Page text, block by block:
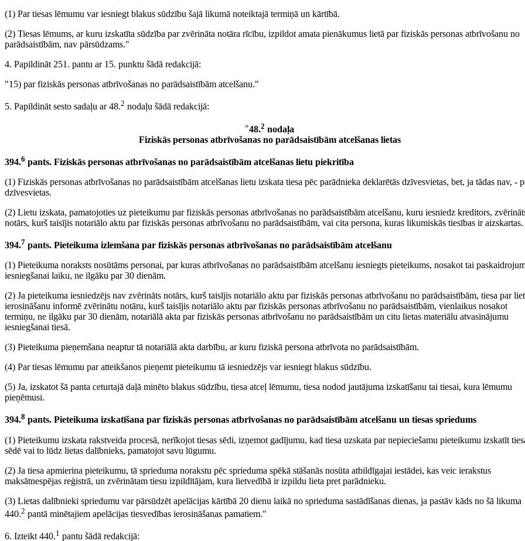
(1) Par tiesas lēmumu var iesniegt blakus sūdzību šajā likumā noteiktajā termiņā un kārtībā.
(2) Tiesas lēmums, ar kuru izskatīta sūdzība par zvērināta notāra rīcību, izpildot amata pienākumus lietā par fiziskās personas atbrīvošanu no
parādsaistībām, nav pārsūdzams."
4. Papildināt 251. pantu ar 15. punktu šādā redakcijā:
"15) par fiziskās personas atbrīvošanas no parādsaistībām atcelšanu."
5. Papildināt sesto sadaļu ar 48.2 nodaļu šādā redakcijā:
"48.2 nodaļa
Fiziskās personas atbrīvošanas no parādsaistībām atcelšanas lietas
394.6 pants. Fiziskās personas atbrīvošanas no parādsaistībām atcelšanas lietu piekritība
(1) Fiziskās personas atbrīvošanas no parādsaistībām atcelšanas lietu izskata tiesa pēc parādnieka deklarētās dzīvesvietas, bet, ja tādas nav, -
dzīvesvietas.
(2) Lietu izskata, pamatojoties uz pieteikumu par fiziskās personas atbrīvošanas no parādsaistībām atcelšanu, kuru iesniedz kreditors,
notārs, kurš taisījis notariālo aktu par fiziskās personas atbrīvošanu no parādsaistībām, vai cita persona, kuras likumiskās tiesības ir aizskartas.
394.7 pants. Pieteikuma izlemšana par fiziskās personas atbrīvošanas no parādsaistībām atcelšanu
(1) Pieteikuma noraksts nosūtāms personai, par kuras atbrīvošanas no parādsaistībām atcelšanu iesniegts pieteikums, nosakot tai
iesniegšanai laiku, ne ilgāku par 30 dienām.
(2) Ja pieteikuma iesniedzējs nav zvērināts notārs, kurš taisījis notariālo aktu par fiziskās personas atbrīvošanu no parādsaistībām, tiesa par
ierosināšanu informē zvērinātu notāru, kurš taisījis notariālo aktu par fiziskās personas atbrīvošanu no parādsaistībām, vienlaikus nosakot
termiņu, ne ilgāku par 30 dienām, notariālā akta par fiziskās personas atbrīvošanu no parādsaistībām un citu lietas materiālu atvasinājumu
iesniegšanai tiesā.
(3) Pieteikuma pieņemšana neaptur tā notariālā akta darbību, ar kuru fiziskā persona atbrīvota no parādsaistībām.
(4) Par tiesas lēmumu par atteikšanos pieņemt pieteikumu tā iesniedzējs var iesniegt blakus sūdzību.
(5) Ja, izskatot šā panta ceturtajā daļā minēto blakus sūdzību, tiesa atceļ lēmumu, tiesa nodod jautājuma izskatīšanu tai tiesai, kura lēmumu
pieņēmusi.
394.8 pants. Pieteikuma izskatīšana par fiziskās personas atbrīvošanas no parādsaistībām atcelšanu un tiesas spriedums
(1) Pieteikumu izskata rakstveida procesā, nerīkojot tiesas sēdi, izņemot gadījumu, kad tiesa uzskata par nepieciešamu pieteikumu izskatīt
sēdē vai to lūdz lietas dalībnieks, pamatojot savu lūgumu.
(2) Ja tiesa apmierina pieteikumu, tā sprieduma norakstu pēc sprieduma spēkā stāšanās nosūta atbildīgajai iestādei, kas veic ierakstus
maksātnespējas reģistrā, un zvērinātam tiesu izpildītājam, kura lietvedībā ir izpildu lieta pret parādnieku.
(3) Lietas dalībnieki spriedumu var pārsūdzēt apelācijas kārtībā 20 dienu laikā no sprieduma sastādīšanas dienas, ja pastāv kāds no šā likuma
440.2 pantā minētajiem apelācijas tiesvedības ierosināšanas pamatiem."
6. Izteikt 440.1 pantu šādā redakcijā: